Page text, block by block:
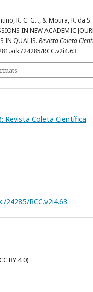
R. C. G. ., & Moura, R. da
IN NEW ACADEMIC
IN QUALIS. Revista Coleta
24285/RCC.v2i4.63
Revista Coleta Científica
RCC.v2i4.63
BY 4.0)